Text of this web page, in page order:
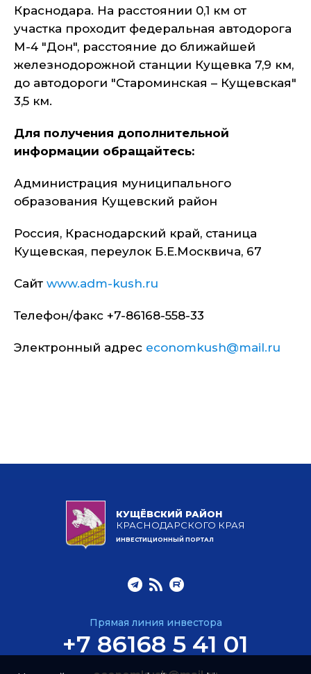
Краснодара. На расстоянии 0,1 км от
участка проходит федеральная автодорога
М-4 "Дон", расстояние до ближайшей
железнодорожной станции Кущевка 7,9 км,
до автодороги "Староминская – Кущевская"
3,5 км.
Для получения дополнительной
информации обращайтесь:
Администрация муниципального
образования Кущевский район
Россия, Краснодарский край, станица
Кущевская, переулок Б.Е.Москвича, 67
Сайт www.adm-kush.ru
Телефон/факс +7-86168-558-33
Электронный адрес economkush@mail.ru
КУЩЁВСКИЙ РАЙОН
КРАСНОДАРСКОГО КРАЯ
ИНВЕСТИЦИОННЫЙ ПОРТАЛ
Прямая линия инвестора
+7 86168 5 41 01